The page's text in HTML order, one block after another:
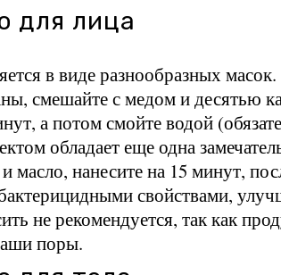
для лица
в виде разнообразных
смешайте с медом и десятью
а потом смойте водой
обладает еще одна
масло, нанесите на 15 минут,
свойствами,
не рекомендуется, так как
поры.